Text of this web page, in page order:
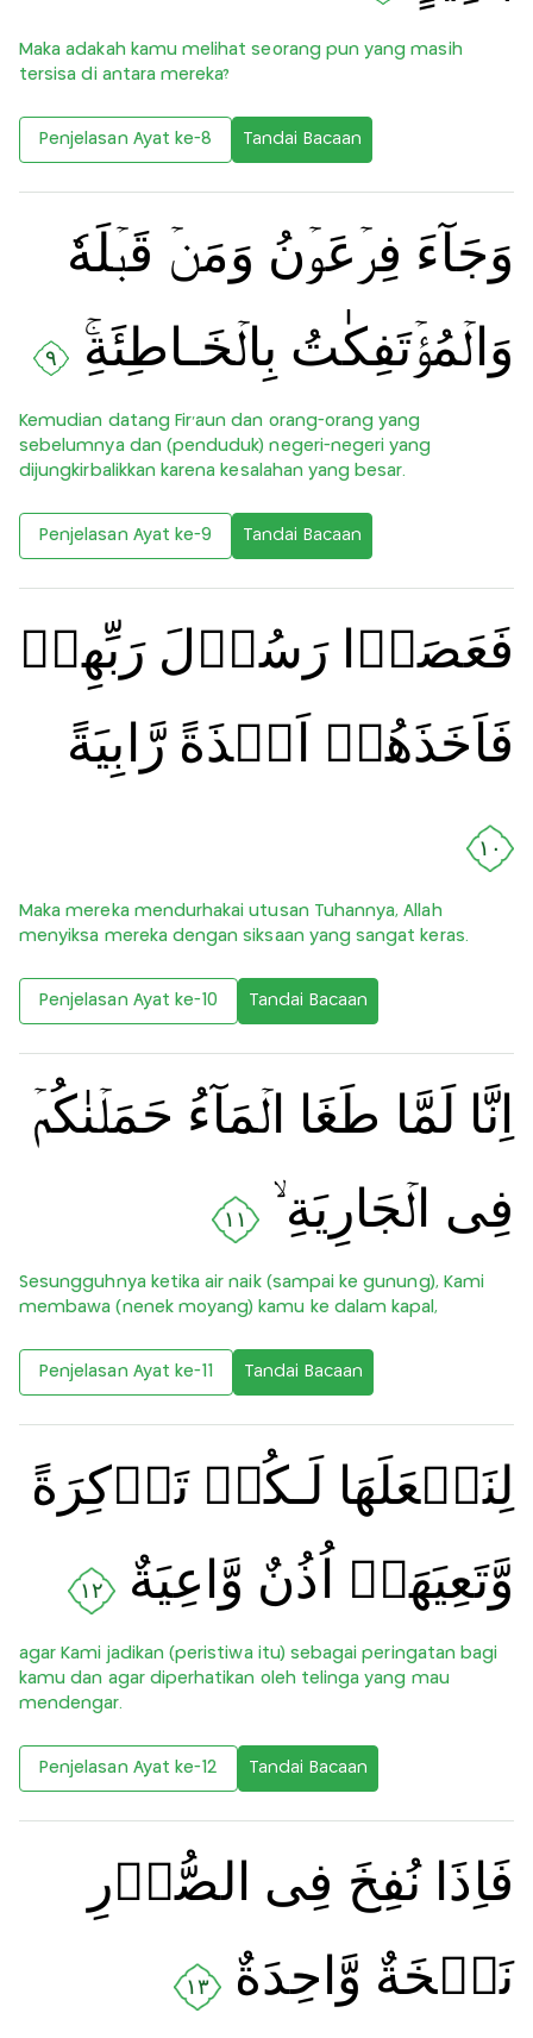
Maka adakah kamu melihat seorang pun yang masih
tersisa di antara mereka?
Penjelasan Ayat ke-8 Tandai Bacaan
وَجَآءَ فِرۡعَوۡنُ وَمَنۡ قَبۡلَهٗ
وَالۡمُؤۡتَفِكٰتُ بِالۡخَـاطِئَةِ‌ۚ‏
٩
Kemudian datang Fir‘aun dan orang-orang yang
sebelumnya dan (penduduk) negeri-negeri yang
dijungkirbalikkan karena kesalahan yang besar.
Penjelasan Ayat ke-9 Tandai Bacaan
فَعَصَوۡا رَسُوۡلَ رَبِّهِمۡ
فَاَخَذَهُمۡ اَخۡذَةً رَّابِيَةً‏
١٠
Maka mereka mendurhakai utusan Tuhannya, Allah
menyiksa mereka dengan siksaan yang sangat keras.
Penjelasan Ayat ke-10 Tandai Bacaan
اِنَّا لَمَّا طَغَا الۡمَآءُ حَمَلۡنٰكُمۡ
فِى الۡجَارِيَةِ ۙ‏
١١
Sesungguhnya ketika air naik (sampai ke gunung), Kami
membawa (nenek moyang) kamu ke dalam kapal,
Penjelasan Ayat ke-11 Tandai Bacaan
لِنَجۡعَلَهَا لَـكُمۡ تَذۡكِرَةً
وَّتَعِيَهَاۤ اُذُنٌ وَّاعِيَةٌ
١٢
agar Kami jadikan (peristiwa itu) sebagai peringatan bagi
kamu dan agar diperhatikan oleh telinga yang mau
mendengar.
Penjelasan Ayat ke-12 Tandai Bacaan
فَاِذَا نُفِخَ فِى الصُّوۡرِ
نَفۡخَةٌ وَّاحِدَةٌ
١٣